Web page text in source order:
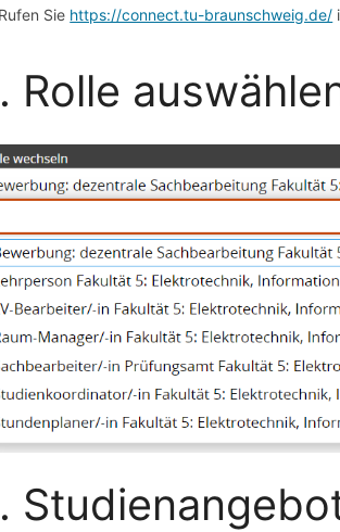
Rufen Sie https://connect.tu-braunschweig.de/
Rolle